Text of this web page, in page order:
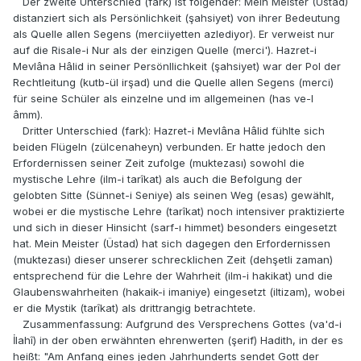
distanziert sich als Persönlichkeit (şahsiyet) von ihrer Bedeutung
als Quelle allen Segens (merciiyetten azlediyor). Er verweist nur
auf die Risale-i Nur als der einzigen Quelle (merci'). Hazret-i
Mevlâna Hâlid in seiner Persönllichkeit (şahsiyet) war der Pol der
Rechtleitung (kutb-ül irşad) und die Quelle allen Segens (merci)
für seine Schüler als einzelne und im allgemeinen (has ve-l
âmm).
Dritter Unterschied (fark): Hazret-i Mevlâna Hâlid fühlte sich
beiden Flügeln (zülcenaheyn) verbunden. Er hatte jedoch den
Erfordernissen seiner Zeit zufolge (muktezası) sowohl die
mystische Lehre (ilm-i tarîkat) als auch die Befolgung der
gelobten Sitte (Sünnet-i Seniye) als seinen Weg (esas) gewählt,
wobei er die mystische Lehre (tarîkat) noch intensiver praktizierte
und sich in dieser Hinsicht (sarf-ı himmet) besonders eingesetzt
hat. Mein Meister (Üstad) hat sich dagegen den Erfordernissen
(muktezası) dieser unserer schrecklichen Zeit (dehşetli zaman)
entsprechend für die Lehre der Wahrheit (ilm-i hakikat) und die
Glaubenswahrheiten (hakaik-i imaniye) eingesetzt (iltizam), wobei
er die Mystik (tarîkat) als drittrangig betrachtete.
Zusammenfassung: Aufgrund des Versprechens Gottes (va'd-i
İlahî) in der oben erwähnten ehrenwerten (şerif) Hadith, in der es
heißt: "Am Anfang eines jeden Jahrhunderts sendet Gott der